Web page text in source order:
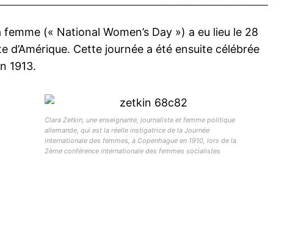
(« National Women’s Day ») a eu lieu le 28
d’Amérique. Cette journée a été ensuite célébrée
1913.
Clara Zetkin, une enseignante, journaliste et femme politique
allemande, qui est la réelle instigatrice de la Journée
internationale des femmes, à Copenhague en 1910, lors de la
2ème conférence internationale des femmes socialistes